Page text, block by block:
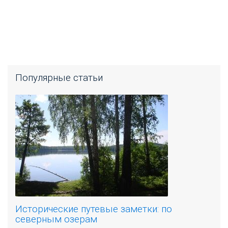
Популярные статьи
Исторические путевые заметки: по
северным озерам